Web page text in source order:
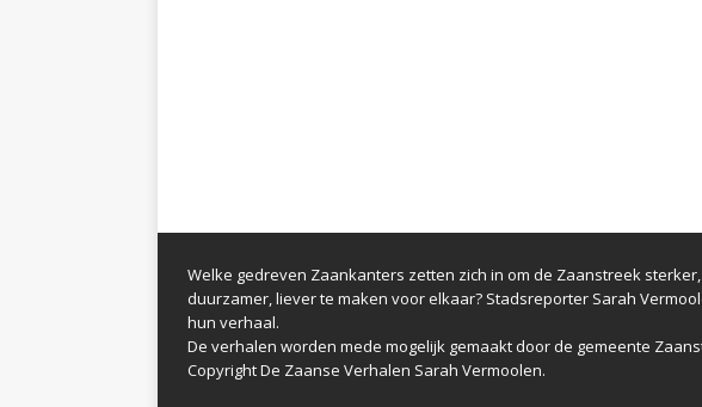
Welke gedreven Zaankanters zetten zich in om de Zaanstreek
duurzamer, liever te maken voor elkaar? Stadsreporter Sarah
hun verhaal.
De verhalen worden mede mogelijk gemaakt door de gemeente
Copyright De Zaanse Verhalen Sarah Vermoolen.